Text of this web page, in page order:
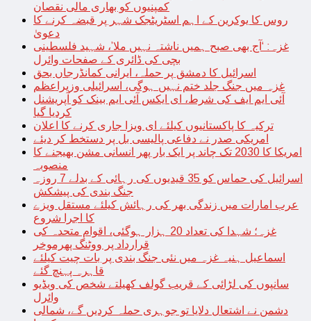
کمپنیوں کو بھاری مالی نقصان
روس کا یوکرین کے اہم اسٹریٹجک شہر پر قبضہ کرنے کا
دعویٰ
غزہ: ‘آج بھی صبح ہمیں ناشتہ نہیں ملا’، شہید فلسطینی
بچی کی ڈائری کے صفحات وائرل
اسرائیل کا دمشق پر حملہ، ایرانی کمانڈرجاں بحق
غزہ میں جنگ جلد ختم نہیں ہوگی، اسرائیلی وزیراعظم
آئی ایم ایف کی شرط، ای ایکس آئی ایم بینک کو آپریشنل
کردیا گیا
ترکیہ کا پاکستانیوں کیلئے ای ویزا جاری کرنے کا اعلان
امریکی صدر نے دفاعی پالیسی بل پر دستخط کر دیئے
امریکا کا 2030 تک چاند پر ایک بار پھر انسانی مشن بھیجنے کا
منصوبہ
اسرائیل کی حماس کو 35 قیدیوں کی رہائی کے بدلے 7 روزہ
جنگ بندی کی پیشکش
عرب امارات میں زندگی بھر کی رہائش کیلئے مستقل ویزے
کا اجرا شروع
غزہ؛ شہدا کی تعداد 20 ہزار ہوگئی، اقوام متحدہ کی
قرارداد پر ووٹنگ پھرموخر
اسماعیل ہنیہ غزہ میں نئی جنگ بندی پر بات چیت کیلئے
قاہرہ پہنچ گئے
سانپوں کی لڑائی کے قریب گولف کھیلتے شخص کی ویڈیو
وائرل
دشمن نے اشتعال دلایا تو جوہری حملہ کردیں گے، شمالی